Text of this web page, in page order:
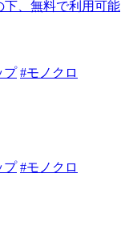
下、無料で利用可能
プ #モノクロ
プ #モノクロ